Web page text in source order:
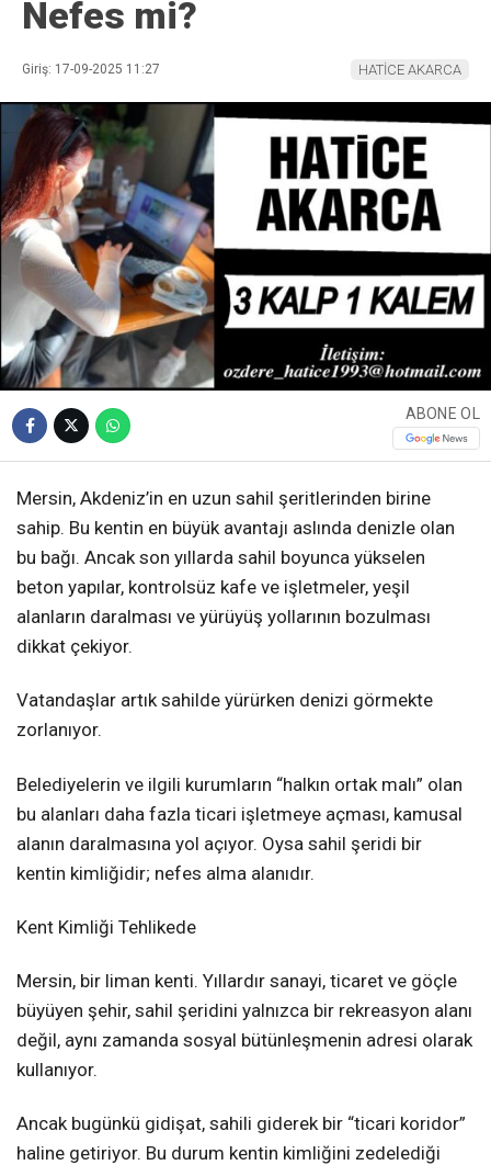
Nefes mi?
Giriş: 17-09-2025 11:27 HATİCE AKARCA
ABONE OL
Mersin, Akdeniz’in en uzun sahil şeritlerinden birine
sahip. Bu kentin en büyük avantajı aslında denizle olan
bu bağı. Ancak son yıllarda sahil boyunca yükselen
beton yapılar, kontrolsüz kafe ve işletmeler, yeşil
alanların daralması ve yürüyüş yollarının bozulması
dikkat çekiyor.
Vatandaşlar artık sahilde yürürken denizi görmekte
zorlanıyor.
Belediyelerin ve ilgili kurumların “halkın ortak malı” olan
bu alanları daha fazla ticari işletmeye açması, kamusal
alanın daralmasına yol açıyor. Oysa sahil şeridi bir
kentin kimliğidir; nefes alma alanıdır.
Kent Kimliği Tehlikede
Mersin, bir liman kenti. Yıllardır sanayi, ticaret ve göçle
büyüyen şehir, sahil şeridini yalnızca bir rekreasyon alanı
değil, aynı zamanda sosyal bütünleşmenin adresi olarak
kullanıyor.
Ancak bugünkü gidişat, sahili giderek bir “ticari koridor”
haline getiriyor. Bu durum kentin kimliğini zedelediği